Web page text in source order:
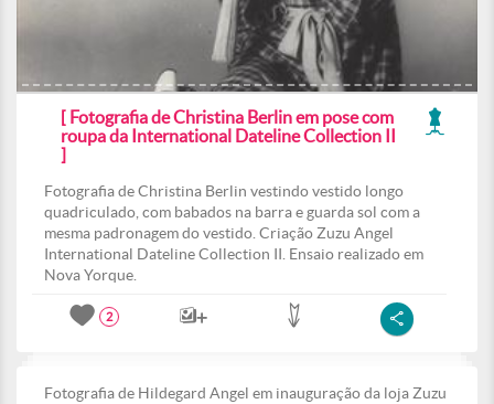
[ Fotografia de Christina Berlin em pose com
roupa da International Dateline Collection II
]
Fotografia de Christina Berlin vestindo vestido longo
quadriculado, com babados na barra e guarda sol com a
mesma padronagem do vestido. Criação Zuzu Angel
International Dateline Collection II. Ensaio realizado em
Nova Yorque.
2
Fotografia de Hildegard Angel em inauguração da loja Zuzu